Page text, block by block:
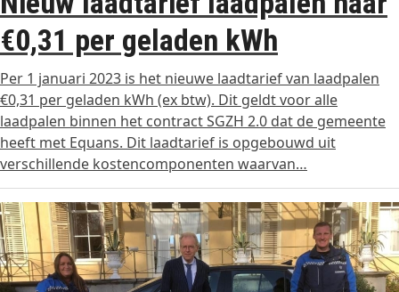
€0,31 per geladen kWh
Per 1 januari 2023 is het nieuwe laadtarief van laadpalen
€0,31 per geladen kWh (ex btw). Dit geldt voor alle
laadpalen binnen het contract SGZH 2.0 dat de gemeente
heeft met Equans. Dit laadtarief is opgebouwd uit
verschillende kostencomponenten waarvan…